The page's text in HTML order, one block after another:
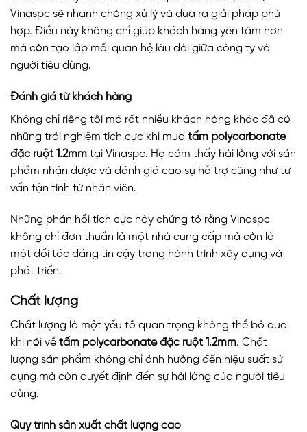
Vinaspc sẽ nhanh chóng xử lý và đưa ra giải pháp phù
hợp. Điều này không chỉ giúp khách hàng yên tâm hơn
mà còn tạo lập mối quan hệ lâu dài giữa công ty và
người tiêu dùng.
Đánh giá từ khách hàng
Không chỉ riêng tôi mà rất nhiều khách hàng khác đã có
những trải nghiệm tích cực khi mua tấm polycarbonate
đặc ruột 1.2mm tại Vinaspc. Họ cảm thấy hài lòng với sản
phẩm nhận được và đánh giá cao sự hỗ trợ cũng như tư
vấn tận tình từ nhân viên.
Những phản hồi tích cực này chứng tỏ rằng Vinaspc
không chỉ đơn thuần là một nhà cung cấp mà còn là
một đối tác đáng tin cậy trong hành trình xây dựng và
phát triển.
Chất lượng
Chất lượng là một yếu tố quan trọng không thể bỏ qua
khi nói về tấm polycarbonate đặc ruột 1.2mm. Chất
lượng sản phẩm không chỉ ảnh hưởng đến hiệu suất sử
dụng mà còn quyết định đến sự hài lòng của người tiêu
dùng.
Quy trình sản xuất chất lượng cao